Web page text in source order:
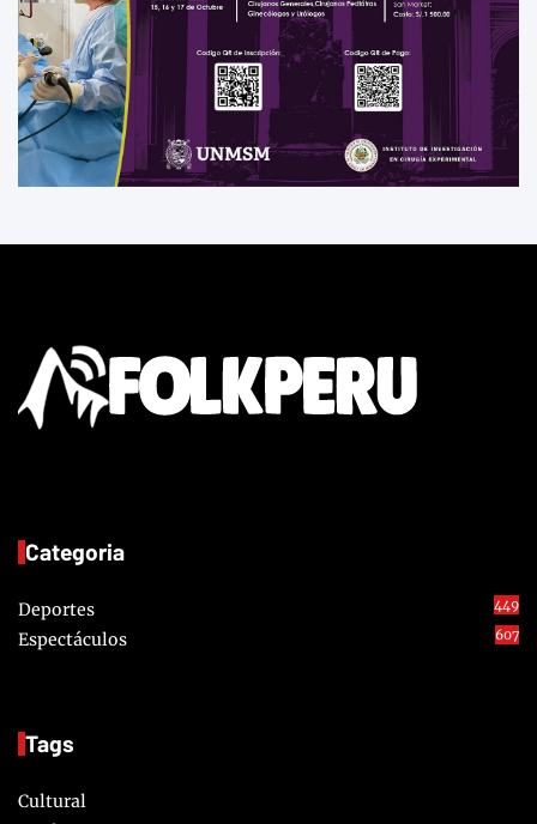
Categoria
Deportes 449
Espectáculos 607
Tags
Cultural